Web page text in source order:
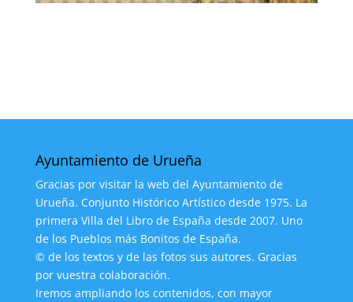
Ayuntamiento de Urueña
Gracias por visitar la web del Ayuntamiento de
Urueña. Conjunto Histórico Artístico desde 1975. La
primera Villa del Libro de España desde 2007. Uno
de los Pueblos más Bonitos de España.
© de los textos y de las fotos sus autores. Gracias
por vuestra colaboración.
Iremos ampliando los contenidos, con mayor